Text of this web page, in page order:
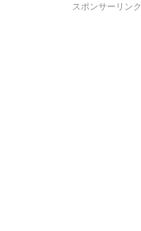
スポンサーリンク